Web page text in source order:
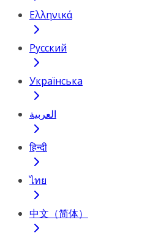
Ελληνικά
Русский
Українська
العربية
हिन्दी
ไทย
中文（简体）